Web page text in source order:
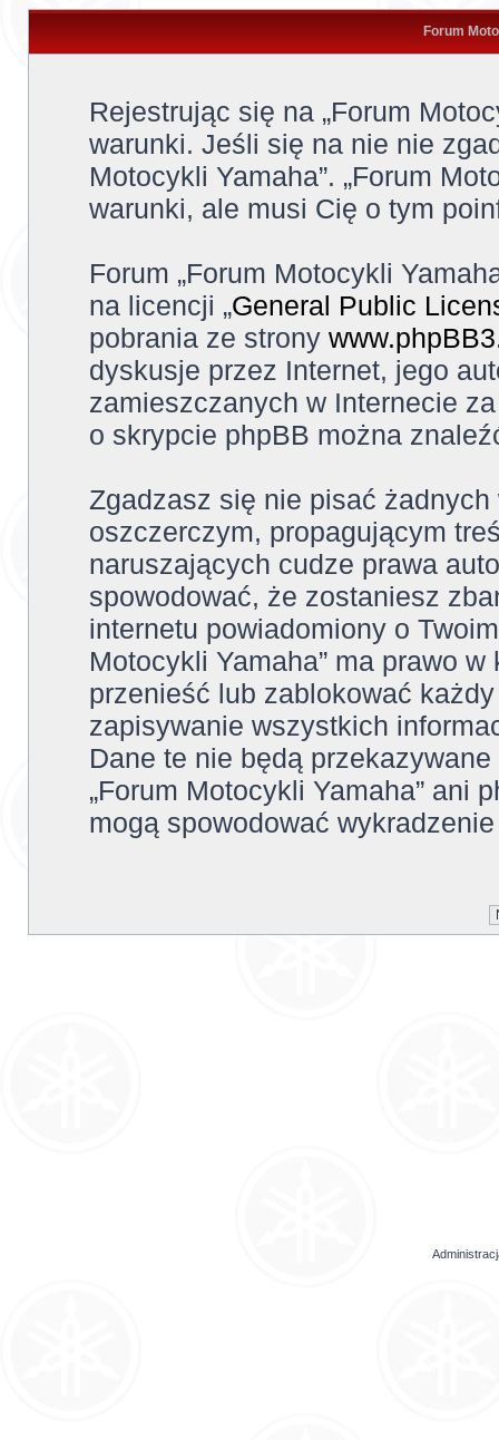
Forum
Rejestrując się na „Forum
warunki. Jeśli się na nie nie
Motocykli Yamaha”. „Forum
warunki, ale musi Cię o tym
Forum „Forum Motocykli
na licencji „General Public
pobrania ze strony
dyskusje przez Internet, jego
zamieszczanych w Internecie
o skrypcie phpBB można
Zgadzasz się nie pisać
oszczerczym, propagującym
naruszających cudze prawa
spowodować, że zostaniesz
internetu powiadomiony o
Motocykli Yamaha” ma prawo
przenieść lub zablokować
zapisywanie wszystkich
Dane te nie będą
„Forum Motocykli Yamaha” ani
mogą spowodować